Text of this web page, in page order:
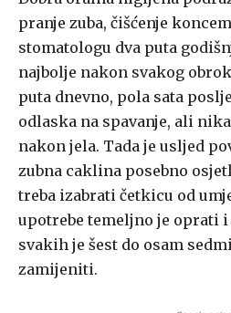
pranje zuba, čišćenje
stomatologu dva puta
najbolje nakon svakog
puta dnevno, pola sata
odlaska na spavanje, ali
nakon jela. Tada je usljed
zubna caklina posebno
treba izabrati četkicu od
upotrebe temeljno je oprati
svakih je šest do osam
zamijeniti.